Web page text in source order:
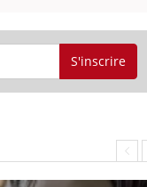
S'inscrire